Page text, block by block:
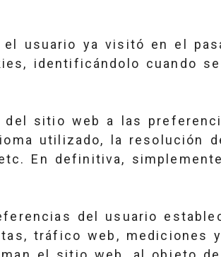
usuario ya visitó en el
identificándolo cuando se
sitio web a las
utilizado, la resolución
En definitiva,
del usuario
tráfico web, mediciones